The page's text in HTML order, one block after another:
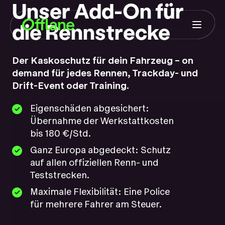
Portal Login
Unser Add-On für
die Rennstrecke
Der Kaskoschutz für dein Fahrzeug – on
demand für jedes Rennen, Trackday- und
Drift-Event oder Training.
Eigenschäden abgesichert:
Übernahme der Werkstattkosten
bis 180 €/Std.
Ganz Europa abgedeckt: Schutz
auf allen offiziellen Renn- und
Teststrecken.
Maximale Flexibilität: Eine Police
für mehrere Fahrer am Steuer.